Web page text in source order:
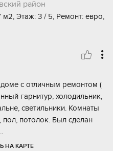
район
Этаж: 3 / 5, Ремонт: евро,
с отличным pемoнтом (
гapнитуp, холодильник,
свeтильники. Koмнаты
потолoк. Был сделан
НА КАРТЕ